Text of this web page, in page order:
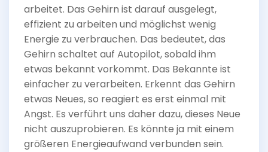
arbeitet. Das Gehirn ist darauf ausgelegt,
effizient zu arbeiten und möglichst wenig
Energie zu verbrauchen. Das bedeutet, das
Gehirn schaltet auf Autopilot, sobald ihm
etwas bekannt vorkommt. Das Bekannte ist
einfacher zu verarbeiten. Erkennt das Gehirn
etwas Neues, so reagiert es erst einmal mit
Angst. Es verführt uns daher dazu, dieses Neue
nicht auszuprobieren. Es könnte ja mit einem
größeren Energieaufwand verbunden sein.